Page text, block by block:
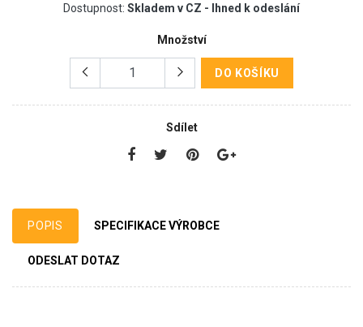
Dostupnost: Skladem v CZ - Ihned k odeslání
Množství
DO KOŠÍKU
Sdílet
POPIS SPECIFIKACE VÝROBCE
ODESLAT DOTAZ